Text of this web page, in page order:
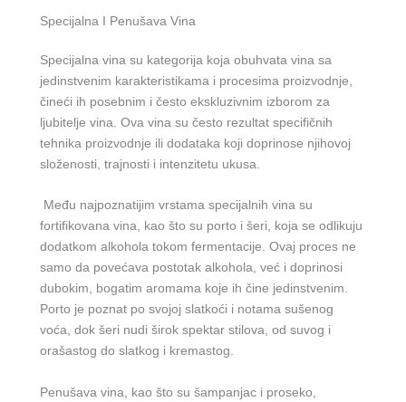
Specijalna I Penušava Vina
Specijalna vina su kategorija koja obuhvata vina sa
jedinstvenim karakteristikama i procesima proizvodnje,
čineći ih posebnim i često ekskluzivnim izborom za
ljubitelje vina. Ova vina su često rezultat specifičnih
tehnika proizvodnje ili dodataka koji doprinose njihovoj
složenosti, trajnosti i intenzitetu ukusa.
Među najpoznatijim vrstama specijalnih vina su
fortifikovana vina, kao što su porto i šeri, koja se odlikuju
dodatkom alkohola tokom fermentacije. Ovaj proces ne
samo da povećava postotak alkohola, već i doprinosi
dubokim, bogatim aromama koje ih čine jedinstvenim.
Porto je poznat po svojoj slatkoći i notama sušenog
voća, dok šeri nudi širok spektar stilova, od suvog i
orašastog do slatkog i kremastog.
Penušava vina, kao što su šampanjac i proseko,